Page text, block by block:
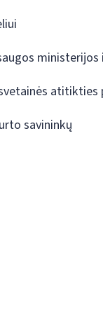
atitikties
savininkų